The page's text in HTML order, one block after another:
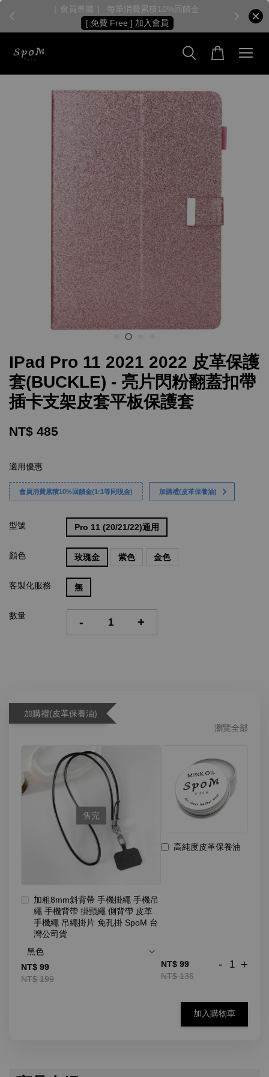
［ 會員專屬 ］ 每筆消費累積10%回饋金
[ 免費 Free ] 加入會員
IPad Pro 11 2021 2022 皮革保護
套(BUCKLE) - 亮片閃粉翻蓋扣帶
插卡支架皮套平板保護套
NT$ 485
適用優惠
會員消費累積10%回饋金(1:1等同現金) 加購禮(皮革保養油)
型號 Pro 11 (20/21/22)通用
顏色 玫瑰金 紫色 金色
客製化服務 無
數量 - +
加購禮(皮革保養油)
瀏覽全部
售完
加粗8mm斜背帶 手機掛繩 手機吊
繩 手機背帶 掛頸繩 側背帶 皮革
手機繩 吊繩掛片 免孔掛 SpoM 台
灣公司貨
NT$ 99
NT$ 199
高純度皮革保養油
NT$ 99
NT$ 135
- +
加入購物車